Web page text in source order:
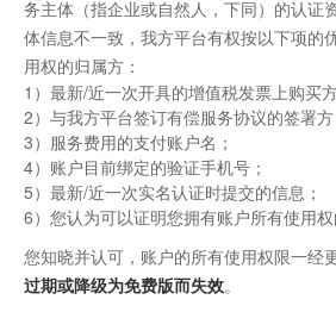
务主体（指企业或自然人，下同）的认证
体信息不一致，我方平台有权按以下项的
用权的归属方：
1）最新/近一次开具的增值税发票上购买
2）与我方平台签订有偿服务协议的签署方
3）服务费用的支付账户名；
4）账户目前绑定的验证手机号；
5）最新/近一次实名认证时提交的信息；
6）您认为可以证明您拥有账户所有使用权
您知晓并认可，账户的所有使用权限一经
过期或降级为免费版而失效。